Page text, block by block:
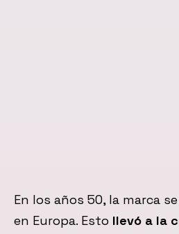
En los años 50, la marca
en Europa. Esto llevó a la